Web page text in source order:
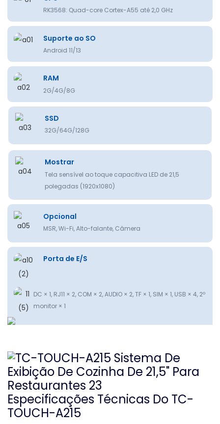
RK3568: Quad-core Cortex-A55 até 2,0 GHz
Suporte ao SO
Android 11/13
RAM
2G/4G/8G
SSD
32G/64G/128G
Mostrar
Tela sensível ao toque capacitiva LED de 21,5
polegadas (1920x1080)
Opcional
MSR, Wi-Fi, Alto-falante, Câmera
Porta de E/S
DC × 1, RJ11 × 2, COM × 2, AUDIO × 2, TF × 1, SIM × 1, USB × 4, 2º
monitor × 1
Especificações Técnicas Do TC-
TOUCH-A215